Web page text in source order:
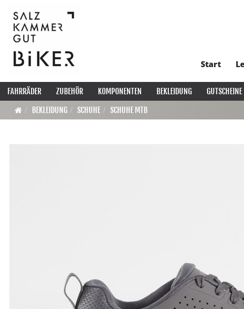
Start
FAHRRÄDER ZUBEHÖR KOMPONENTEN BEKLEIDUNG GUTSCHEINE
BEKLEIDUNG
SCHUHE SCHUHE MTB